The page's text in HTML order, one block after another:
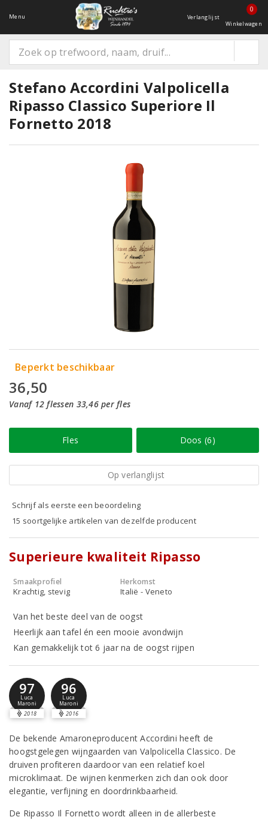
Menu Verlanglijst
0
Winkelwagen
Stefano Accordini Valpolicella
Ripasso Classico Superiore Il
Fornetto 2018
Beperkt beschikbaar
36,50
Vanaf 12 flessen 33,46 per fles
Fles Doos (6)
Op verlanglijst
Schrijf als eerste een beoordeling
15 soortgelijke artikelen van dezelfde producent
Superieure kwaliteit Ripasso
Smaakprofiel
Krachtig, stevig
Herkomst
Italië - Veneto
Van het beste deel van de oogst
Heerlijk aan tafel én een mooie avondwijn
Kan gemakkelijk tot 6 jaar na de oogst rijpen
97
Luca
Maroni
2018
96
Luca
Maroni
2016
De bekende Amaroneproducent Accordini heeft de
hoogstgelegen wijngaarden van Valpolicella Classico. De
druiven profiteren daardoor van een relatief koel
microklimaat. De wijnen kenmerken zich dan ook door
elegantie, verfijning en doordrinkbaarheid.
De Ripasso Il Fornetto wordt alleen in de allerbeste